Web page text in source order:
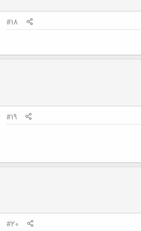
#18
#19
#20